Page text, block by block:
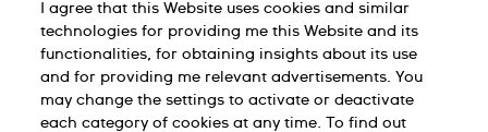
使用條款
I agree that this Website uses cookies and similar
technologies for providing me this Website and its
functionalities, for obtaining insights about its use
and for providing me relevant advertisements. You
may change the settings to activate or deactivate
each category of cookies at any time. To find out